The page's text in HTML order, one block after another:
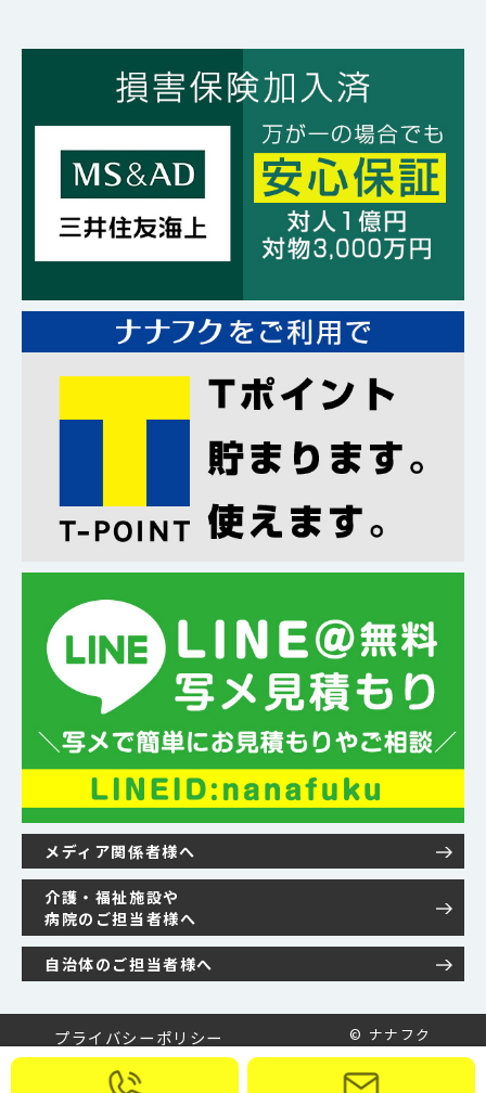
メディア関係者様へ
介護・福祉施設や
病院のご担当者様へ
自治体のご担当者様へ
プライバシーポリシー © ナナフク